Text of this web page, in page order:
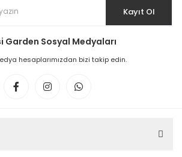
Kayıt Ol
Garden Sosyal Medyaları
hesaplarımızdan bizi takip edin.